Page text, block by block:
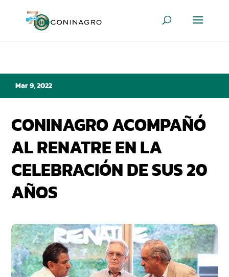
Mar 9, 2022
CONINAGRO ACOMPAÑÓ
AL RENATRE EN LA
CELEBRACIÓN DE SUS 20
AÑOS